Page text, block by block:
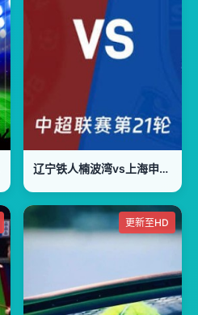
辽宁铁人楠波湾vs上海申花 20260802
更新至HD